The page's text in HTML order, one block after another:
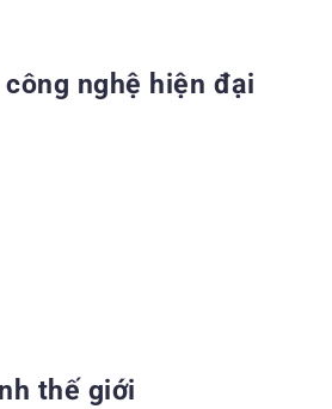
nghệ hiện đại
thế giới